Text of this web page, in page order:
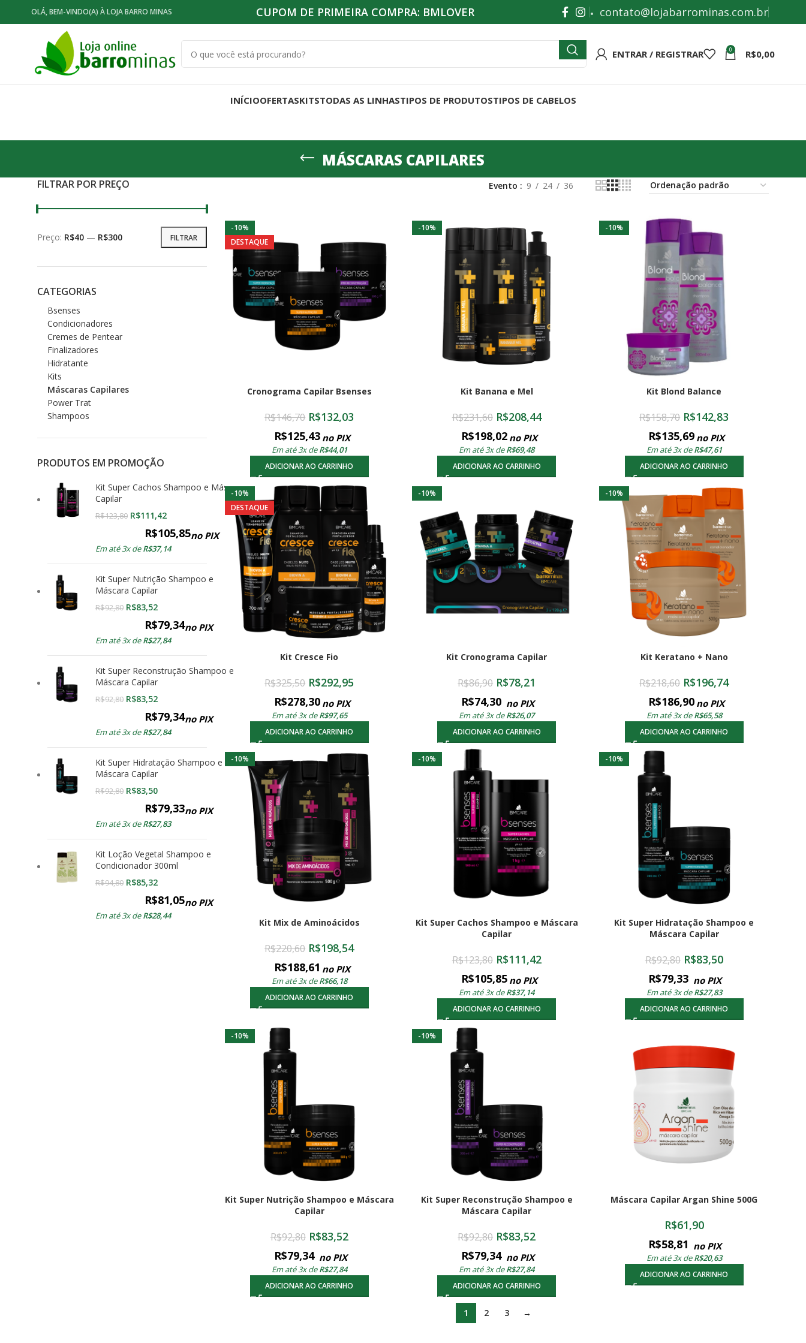
OLÁ, BEM-VINDO(A) À LOJA BARRO MINAS CUPOM DE PRIMEIRA COMPRA: BMLOVER contato@lojabarrominas.com.br
ENTRAR / REGISTRAR 0 R$0,00
INÍCIOOFERTASKITSTODAS AS LINHASTIPOS DE PRODUTOSTIPOS DE CABELOS
MÁSCARAS CAPILARES
FILTRAR POR PREÇO
Preço mínimo
Preço máximo FILTRAR
Preço: R$40 — R$300
CATEGORIAS
Bsenses
Condicionadores
Cremes de Pentear
Finalizadores
Hidratante
Kits
Máscaras Capilares
Power Trat
Shampoos
PRODUTOS EM PROMOÇÃO
Kit Super Cachos Shampoo e Máscara
Capilar
R$123,80 R$111,42
R$105,85no PIX
Em até 3x deR$37,14
Kit Super Nutrição Shampoo e
Máscara Capilar
R$92,80 R$83,52
R$79,34no PIX
Em até 3x deR$27,84
Kit Super Reconstrução Shampoo e
Máscara Capilar
R$92,80 R$83,52
R$79,34no PIX
Em até 3x deR$27,84
Kit Super Hidratação Shampoo e
Máscara Capilar
R$92,80 R$83,50
R$79,33no PIX
Em até 3x deR$27,83
Kit Loção Vegetal Shampoo e
Condicionador 300ml
R$94,80 R$85,32
R$81,05no PIX
Em até 3x deR$28,44
Evento 9 24 36
-10%
DESTAQUE
Cronograma Capilar Bsenses
R$146,70 R$132,03
R$125,43 no PIX
Em até 3x deR$44,01
ADICIONAR AO CARRINHO
-10%
Kit Banana e Mel
R$231,60 R$208,44
R$198,02 no PIX
Em até 3x deR$69,48
ADICIONAR AO CARRINHO
-10%
Kit Blond Balance
R$158,70 R$142,83
R$135,69 no PIX
Em até 3x deR$47,61
ADICIONAR AO CARRINHO
-10%
DESTAQUE
Kit Cresce Fio
R$325,50 R$292,95
R$278,30 no PIX
Em até 3x deR$97,65
ADICIONAR AO CARRINHO
-10%
Kit Cronograma Capilar
R$86,90 R$78,21
R$74,30 no PIX
Em até 3x deR$26,07
ADICIONAR AO CARRINHO
-10%
Kit Keratano + Nano
R$218,60 R$196,74
R$186,90 no PIX
Em até 3x deR$65,58
ADICIONAR AO CARRINHO
-10%
Kit Mix de Aminoácidos
R$220,60 R$198,54
R$188,61 no PIX
Em até 3x deR$66,18
ADICIONAR AO CARRINHO
-10%
Kit Super Cachos Shampoo e Máscara
Capilar
R$123,80 R$111,42
R$105,85 no PIX
Em até 3x deR$37,14
ADICIONAR AO CARRINHO
-10%
Kit Super Hidratação Shampoo e
Máscara Capilar
R$92,80 R$83,50
R$79,33 no PIX
Em até 3x deR$27,83
ADICIONAR AO CARRINHO
-10%
Kit Super Nutrição Shampoo e Máscara
Capilar
R$92,80 R$83,52
R$79,34 no PIX
Em até 3x deR$27,84
ADICIONAR AO CARRINHO
-10%
Kit Super Reconstrução Shampoo e
Máscara Capilar
R$92,80 R$83,52
R$79,34 no PIX
Em até 3x deR$27,84
ADICIONAR AO CARRINHO
Máscara Capilar Argan Shine 500G
R$61,90
R$58,81 no PIX
Em até 3x deR$20,63
ADICIONAR AO CARRINHO
1 2 3 →